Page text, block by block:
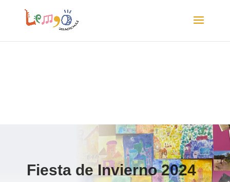
Fiesta de Invierno 2024